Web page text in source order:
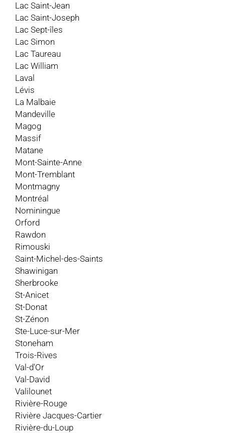
Lac Saint-Jean
Lac Saint-Joseph
Lac Sept-îles
Lac Simon
Lac Taureau
Lac William
Laval
Lévis
La Malbaie
Mandeville
Magog
Massif
Matane
Mont-Sainte-Anne
Mont-Tremblant
Montmagny
Montréal
Nominingue
Orford
Rawdon
Rimouski
Saint-Michel-des-Saints
Shawinigan
Sherbrooke
St-Anicet
St-Donat
St-Zénon
Ste-Luce-sur-Mer
Stoneham
Trois-Rives
Val-d'Or
Val-David
Valilounet
Rivière-Rouge
Rivière Jacques-Cartier
Rivière-du-Loup